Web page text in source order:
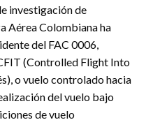
investigación de
Aérea Colombiana ha
del FAC 0006,
(Controlled Flight Into
o vuelo controlado hacia
del vuelo bajo
de vuelo